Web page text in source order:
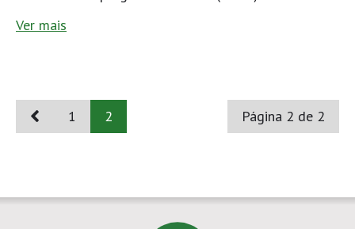
Ver mais
1 2 Página 2 de 2